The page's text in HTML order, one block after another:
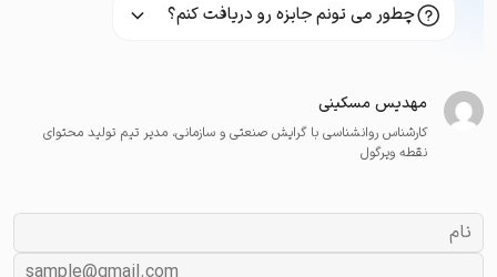
چطور می تونم جایزه رو دریافت کنم؟
مهدیس مسکینی
کارشناس روانشناسی با گرایش صنعتی و سازمانی، مدیر تیم تولید محتوای
نقطه ویرگول